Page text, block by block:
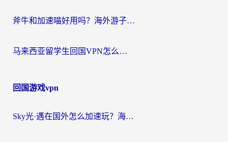
斧牛和加速喵好用吗？海外游子的真实选择困境
马来西亚留学生回国VPN怎么选？3个避坑点+1款实测好用的加速器推荐
回国游戏vpn
Sky光·遇在国外怎么加速玩？海外党亲测有效的国服游戏加速指南